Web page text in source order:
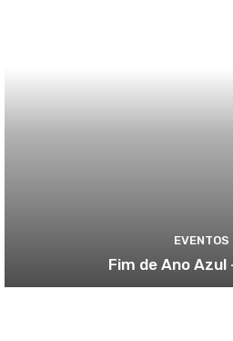
EVENTOS
Fim de Ano Azul